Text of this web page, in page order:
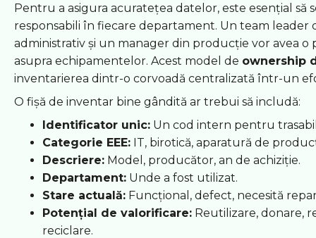
Pentru a asigura acuratețea datelor, este esențial să
responsabili în fiecare departament. Un team leader
administrativ și un manager din producție vor avea o
asupra echipamentelor. Acest model de ownership
inventarierea dintr-o corvoadă centralizată într-un
O fișă de inventar bine gândită ar trebui să includă:
Identificator unic: Un cod intern pentru
Categorie EEE: IT, birotică, aparatură de
Descriere: Model, producător, an de achiziție.
Departament: Unde a fost utilizat.
Stare actuală: Funcțional, defect, necesită
Potențial de valorificare: Reutilizare, donare,
reciclare.